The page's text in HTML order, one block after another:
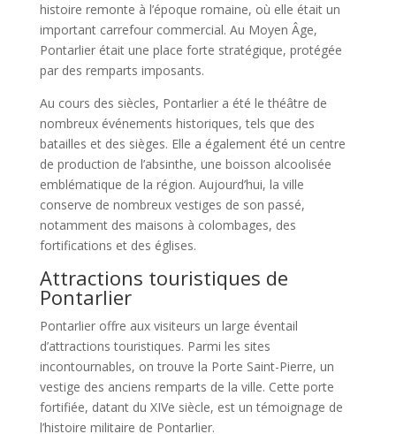
histoire remonte à l’époque romaine, où elle était un
important carrefour commercial. Au Moyen Âge,
Pontarlier était une place forte stratégique, protégée
par des remparts imposants.
Au cours des siècles, Pontarlier a été le théâtre de
nombreux événements historiques, tels que des
batailles et des sièges. Elle a également été un centre
de production de l’absinthe, une boisson alcoolisée
emblématique de la région. Aujourd’hui, la ville
conserve de nombreux vestiges de son passé,
notamment des maisons à colombages, des
fortifications et des églises.
Attractions touristiques de
Pontarlier
Pontarlier offre aux visiteurs un large éventail
d’attractions touristiques. Parmi les sites
incontournables, on trouve la Porte Saint-Pierre, un
vestige des anciens remparts de la ville. Cette porte
fortifiée, datant du XIVe siècle, est un témoignage de
l’histoire militaire de Pontarlier.